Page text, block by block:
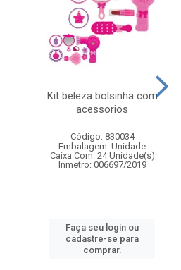
Kit beleza bolsinha com
acessorios
Código: 830034
Embalagem: Unidade
Caixa Com: 24 Unidade(s)
Inmetro: 006697/2019
Faça seu login ou
cadastre-se para
comprar.